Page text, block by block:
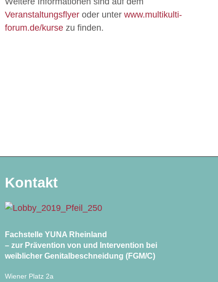
Veranstaltungsflyer oder unter www.multikulti-
forum.de/kurse zu finden.
Kontakt
Fachstelle YUNA Rheinland
– zur Prävention von und Intervention bei
weiblicher Genitalbeschneidung (FGM/C)
Wiener Platz 2a